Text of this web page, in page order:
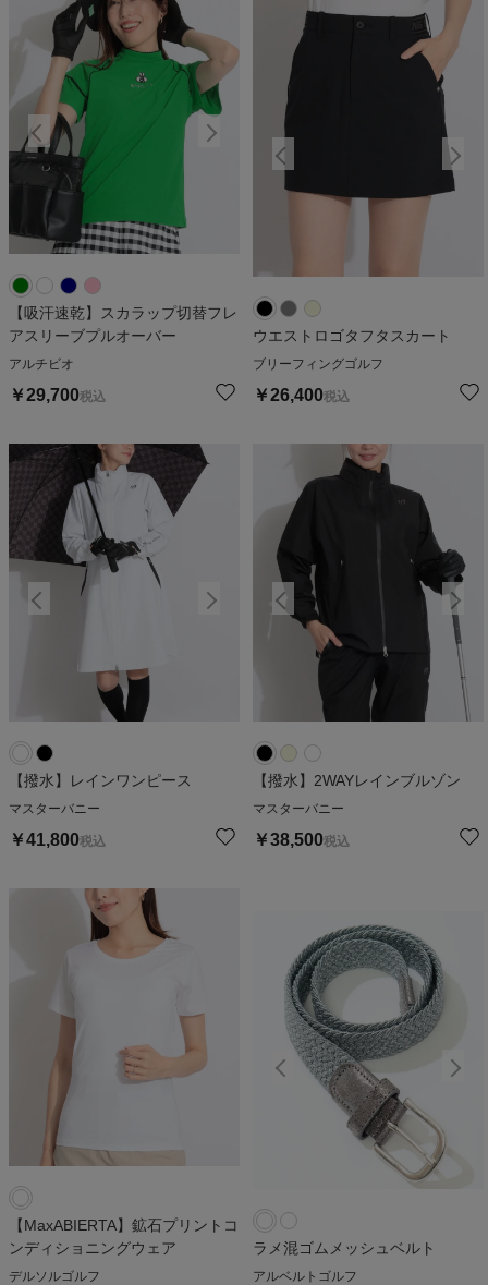
【吸汗速乾】スカラップ切替フレ
アスリーブプルオーバー
アルチビオ
￥29,700税込
ウエストロゴタフタスカート
ブリーフィングゴルフ
￥26,400税込
【撥水】レインワンピース
マスターバニー
￥41,800税込
【撥水】2WAYレインブルゾン
マスターバニー
￥38,500税込
【MaxABIERTA】鉱石プリントコ
ンディショニングウェア
デルソルゴルフ
ラメ混ゴムメッシュベルト
アルベルトゴルフ